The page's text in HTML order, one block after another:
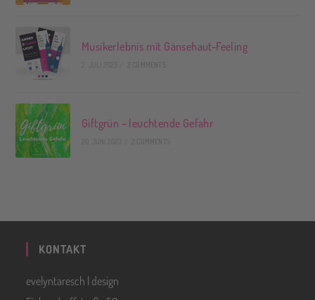
Musikerlebnis mit Gänsehaut-Feeling
2 COMMENTS
Giftgrün – leuchtende Gefahr
20. JUNI 2023 2 COMMENTS
KONTAKT
evelyntaresch | design